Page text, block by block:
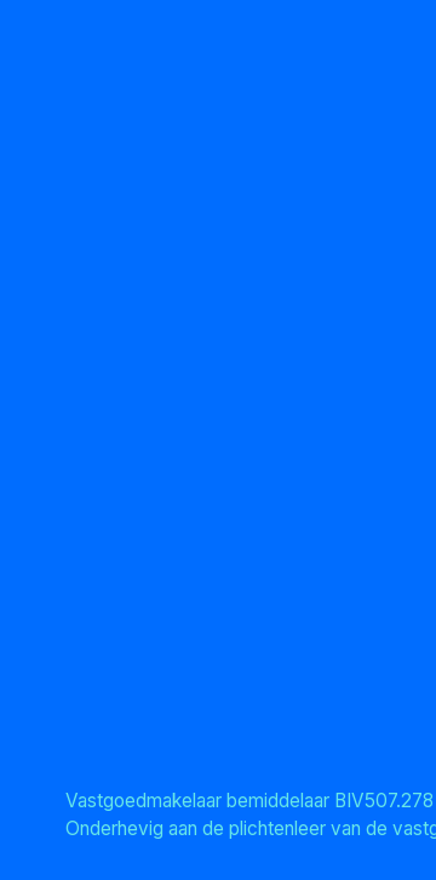
Vastgoedmakelaar bemiddelaar
Onderhevig aan de plichtenleer van de